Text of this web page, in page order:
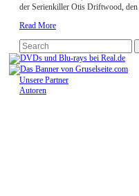
der Serienkiller Otis Driftwood,
Read More
Unsere Partner
Autoren